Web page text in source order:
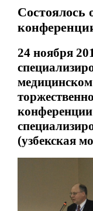
Состоялось
24 ноября
медицинском
(узбекская